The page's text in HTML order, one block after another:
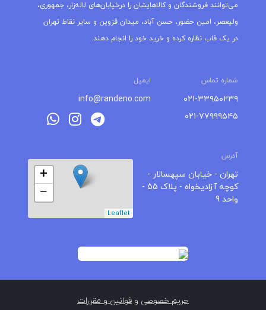
می‌توانند فروشندگان و کالاهایشان را درخیابان‌های لاله‌زار، جمهوری،
ولیعصر، امین حضور، حسن آباد، میدان قزوین و سایر نقاط تهران
در یک قاب نظاره کرده و خرید خود را انجام دهند.
شماره تماس ایمیل
۰۲۱-۳۳۹۵۰۲۳۹
۰۲۱-۷۷۹۹۹۵۴۵
info@randeno.com
آدرس
تهران - خیابان سپهسالار -
کوچه آزادیخواه - پلاک 55 -
واحد 9
+
−
Leaflet
حریم خصوصی و قوانین و مقررات